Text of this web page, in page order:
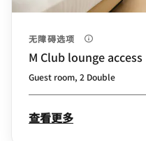
无障碍选项
M Club lounge access
Guest room, 2 Double
查看更多